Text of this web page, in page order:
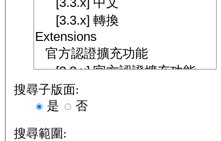
搜尋子版面:
是
否
搜尋範圍: